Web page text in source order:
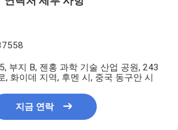
부지 B, 젠홍 과학 기술 산업 공원, 243
, 화이데 지역, 후멘 시, 중국 동구안 시
지금 연락